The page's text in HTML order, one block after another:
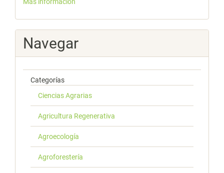
Navegar
Categorías
Ciencias Agrarias
Agricultura Regenerativa
Agroecología
Agroforestería